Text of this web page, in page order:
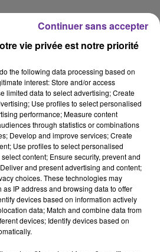
min 53 sec
vie privée est notre priorité
do the following data processing based on
interest: Store and/or access
limited data to select advertising; Create
Use profiles to select personalised
performance; Measure content
through statistics or combinations
Develop and improve services; Create
Use profiles to select personalised
content; Ensure security, prevent and
and present advertising and content;
choices. These technologies may
IP address and browsing data to offer
devices based on information actively
data; Match and combine data from
devices; Identify devices based on
Continuer sans accepter